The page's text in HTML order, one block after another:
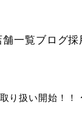
舗一覧ブログ採
り扱い開始！！